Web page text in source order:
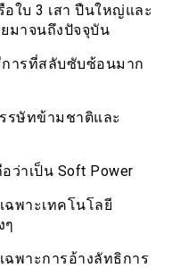
อใบ 3 เสา ปืนใหญ่และ
มาจนถึงปัจจุบัน
ารที่สลับซับซ้อนมาก
รษัทข้ามชาติและ
าเป็น Soft Power
ฉพาะเทคโนโลยี
ๆ
ฉพาะการอ้างลัทธิการ